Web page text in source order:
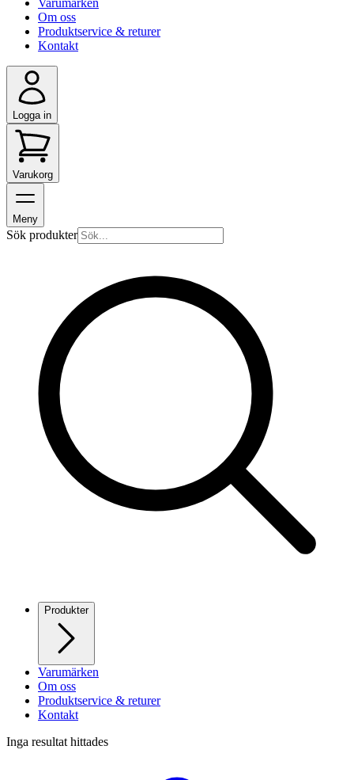
Varumärken
Om oss
Produktservice & returer
Kontakt
Logga in
Varukorg
Meny
Sök produkter
Produkter
Varumärken
Om oss
Produktservice & returer
Kontakt
Inga resultat hittades